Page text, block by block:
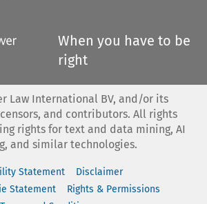
When you have to be
right
Law International BV, and/or its
and contributors. All rights
rights for text and data mining, AI
and similar technologies.
Statement
Disclaimer
Statement
Rights & Permissions